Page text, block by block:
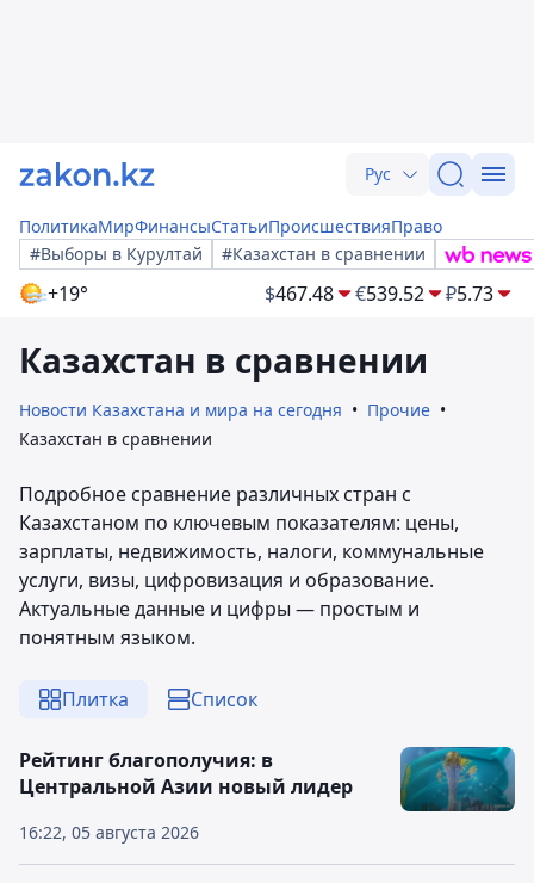
Рус
ПолитикаМирФинансыСтатьиПроисшествияПраво
#Выборы в Курултай
#Казахстан в сравнении
+19° $467.48 €539.52 ₽5.73
Казахстан в сравнении
Новости Казахстана и мира на сегодня
Прочие
Казахстан в сравнении
Подробное сравнение различных стран с
Казахстаном по ключевым показателям: цены,
зарплаты, недвижимость, налоги, коммунальные
услуги, визы, цифровизация и образование.
Актуальные данные и цифры — простым и
понятным языком.
Плитка Список
16:22, 05 августа 2026
Рейтинг благополучия: в
Центральной Азии новый лидер